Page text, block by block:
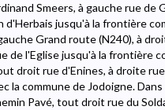
Smeers, à gauche rue
d'Herbais jusqu'à la frontière
Grand route (N240), à
de l'Eglise jusqu'à la frontière
droit rue d'Enines, à droite
la commune de Jodoigne.
Pavé, tout droit rue du